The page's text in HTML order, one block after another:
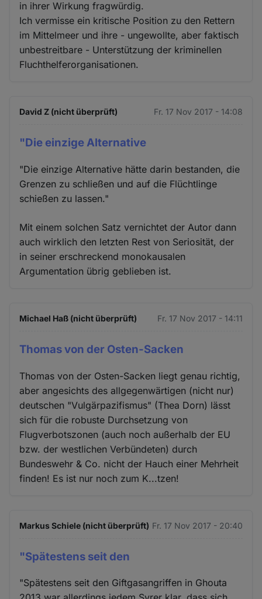
in ihrer Wirkung fragwürdig.
Ich vermisse ein kritische Position zu den Rettern
im Mittelmeer und ihre - ungewollte, aber faktisch
unbestreitbare - Unterstützung der kriminellen
Fluchthelferorganisationen.
David Z (nicht überprüft) Fr. 17 Nov 2017 - 14:08
"Die einzige Alternative
"Die einzige Alternative hätte darin bestanden, die
Grenzen zu schließen und auf die Flüchtlinge
schießen zu lassen."
Mit einem solchen Satz vernichtet der Autor dann
auch wirklich den letzten Rest von Seriosität, der
in seiner erschreckend monokausalen
Argumentation übrig geblieben ist.
Michael Haß (nicht überprüft) Fr. 17 Nov 2017 - 14:11
Thomas von der Osten-Sacken
Thomas von der Osten-Sacken liegt genau richtig,
aber angesichts des allgegenwärtigen (nicht nur)
deutschen "Vulgärpazifismus" (Thea Dorn) lässt
sich für die robuste Durchsetzung von
Flugverbotszonen (auch noch außerhalb der EU
bzw. der westlichen Verbündeten) durch
Bundeswehr & Co. nicht der Hauch einer Mehrheit
finden! Es ist nur noch zum K...tzen!
Markus Schiele (nicht überprüft) Fr. 17 Nov 2017 - 20:40
"Spätestens seit den
"Spätestens seit den Giftgasangriffen in Ghouta